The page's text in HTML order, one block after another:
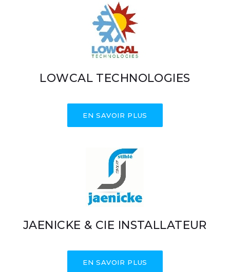
LOWCAL TECHNOLOGIES
EN SAVOIR PLUS
JAENICKE & CIE INSTALLATEUR
EN SAVOIR PLUS